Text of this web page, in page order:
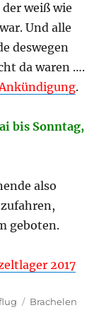
weiß wie
Und alle
deswegen
da waren ….
.
bis Sonntag,
also
geboten.
2017
Schlagwörter
Brachelen